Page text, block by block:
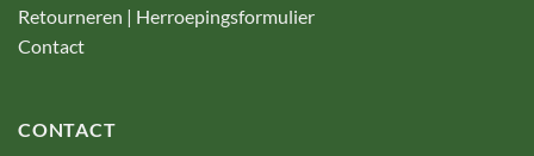
Retourneren | Herroepingsformulier
Contact
CONTACT